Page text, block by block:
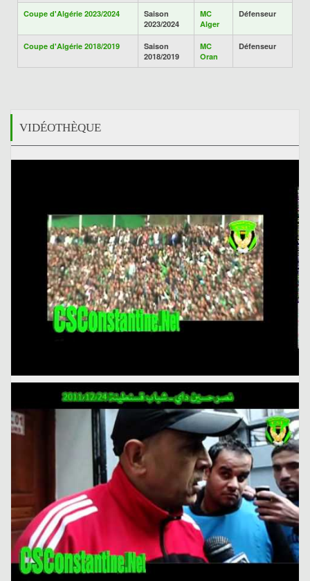
Coupe d'Algérie 2023/2024
Saison
2023/2024
MC
Alger
Défenseur
Coupe d'Algérie 2018/2019
Saison
2018/2019
MC
Oran
Défenseur
VIDÉOTHÈQUE